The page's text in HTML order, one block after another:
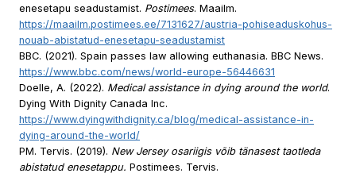
enesetapu seadustamist. Postimees. Maailm.
https://maailm.postimees.ee/7131627/austria-pohiseaduskohus-
nouab-abistatud-enesetapu-seadustamist
BBC. (2021). Spain passes law allowing euthanasia. BBC News.
https://www.bbc.com/news/world-europe-56446631
Doelle, A. (2022). Medical assistance in dying around the world.
Dying With Dignity Canada Inc.
https://www.dyingwithdignity.ca/blog/medical-assistance-in-
dying-around-the-world/
PM. Tervis. (2019). New Jersey osariigis võib tänasest taotleda
abistatud enesetappu. Postimees. Tervis.